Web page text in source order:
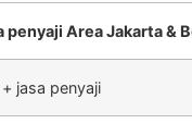
penyaji Area Jakarta &
jasa penyaji